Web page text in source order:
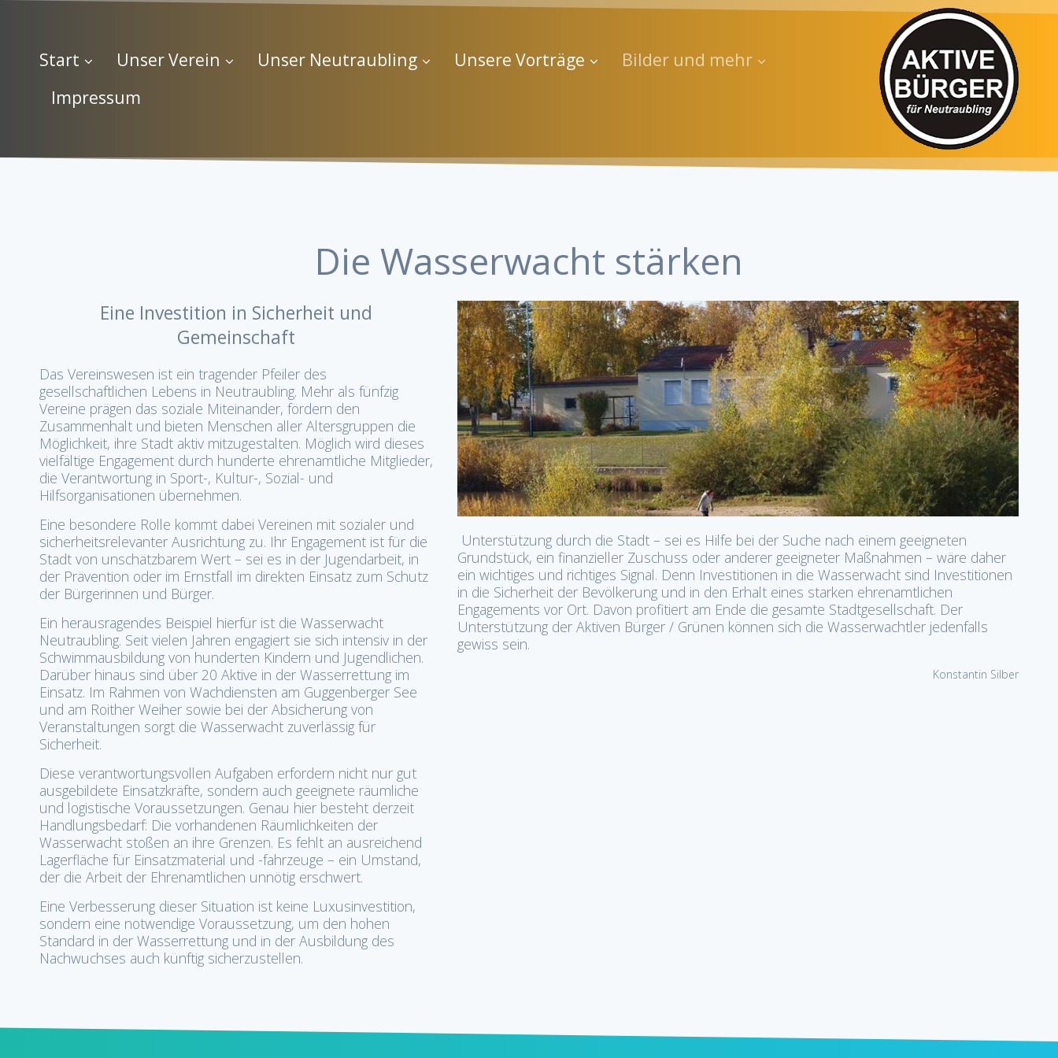
Start Unser Verein Unser Neutraubling Unsere Vorträge
Bilder und mehr
Impressum
Die Wasserwacht stärken
Eine Investition in Sicherheit und
Gemeinschaft
Das Vereinswesen ist ein tragender Pfeiler des
gesellschaftlichen Lebens in Neutraubling. Mehr als fünfzig
Vereine prägen das soziale Miteinander, fördern den
Zusammenhalt und bieten Menschen aller Altersgruppen die
Möglichkeit, ihre Stadt aktiv mitzugestalten. Möglich wird dieses
vielfältige Engagement durch hunderte ehrenamtliche Mitglieder,
die Verantwortung in Sport-, Kultur-, Sozial- und
Hilfsorganisationen übernehmen.
Eine besondere Rolle kommt dabei Vereinen mit sozialer und
sicherheitsrelevanter Ausrichtung zu. Ihr Engagement ist für die
Stadt von unschätzbarem Wert – sei es in der Jugendarbeit, in
der Prävention oder im Ernstfall im direkten Einsatz zum Schutz
der Bürgerinnen und Bürger.
Ein herausragendes Beispiel hierfür ist die Wasserwacht
Neutraubling. Seit vielen Jahren engagiert sie sich intensiv in der
Schwimmausbildung von hunderten Kindern und Jugendlichen.
Darüber hinaus sind über 20 Aktive in der Wasserrettung im
Einsatz. Im Rahmen von Wachdiensten am Guggenberger See
und am Roither Weiher sowie bei der Absicherung von
Veranstaltungen sorgt die Wasserwacht zuverlässig für
Sicherheit.
Diese verantwortungsvollen Aufgaben erfordern nicht nur gut
ausgebildete Einsatzkräfte, sondern auch geeignete räumliche
und logistische Voraussetzungen. Genau hier besteht derzeit
Handlungsbedarf: Die vorhandenen Räumlichkeiten der
Wasserwacht stoßen an ihre Grenzen. Es fehlt an ausreichend
Lagerfläche für Einsatzmaterial und -fahrzeuge – ein Umstand,
der die Arbeit der Ehrenamtlichen unnötig erschwert.
Eine Verbesserung dieser Situation ist keine Luxusinvestition,
sondern eine notwendige Voraussetzung, um den hohen
Standard in der Wasserrettung und in der Ausbildung des
Nachwuchses auch künftig sicherzustellen.
Unterstützung durch die Stadt – sei es Hilfe bei der Suche nach einem geeigneten
Grundstück, ein finanzieller Zuschuss oder anderer geeigneter Maßnahmen – wäre daher
ein wichtiges und richtiges Signal. Denn Investitionen in die Wasserwacht sind Investitionen
in die Sicherheit der Bevölkerung und in den Erhalt eines starken ehrenamtlichen
Engagements vor Ort. Davon profitiert am Ende die gesamte Stadtgesellschaft. Der
Unterstützung der Aktiven Bürger / Grünen können sich die Wasserwachtler jedenfalls
gewiss sein.
Konstantin Silber